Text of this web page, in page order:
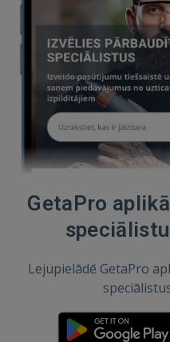
GetaPro
Lejupielādē GetaPro